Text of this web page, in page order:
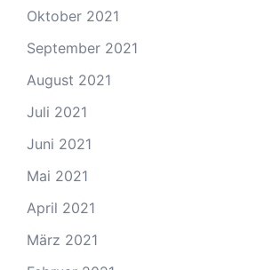
Oktober 2021
September 2021
August 2021
Juli 2021
Juni 2021
Mai 2021
April 2021
März 2021